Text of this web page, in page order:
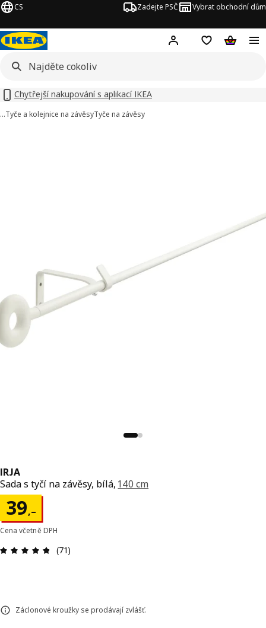
CS Zadejte PSČ Vybrat obchodní dům
Hej! Přihlášení
NákupníNákupní
Chytřejší nakupování s aplikací IKEA
…Tyče a kolejnice na závěsyTyče na závěsy
IRJA
Sada s tyčí na závěsy, bílá, 140 cm
39,–
Cena 39,–
Cena včetně DPH
(71)
Záclonové kroužky se prodávají zvlášť.